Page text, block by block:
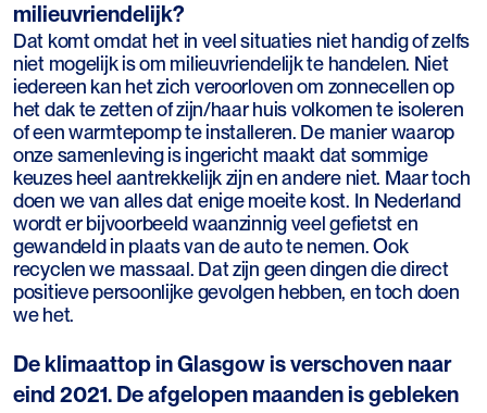
milieuvriendelijk?
Dat komt omdat het in veel situaties niet handig of zelfs
niet mogelijk is om milieuvriendelijk te handelen. Niet
iedereen kan het zich veroorloven om zonnecellen op
het dak te zetten of zijn/haar huis volkomen te isoleren
of een warmtepomp te installeren. De manier waarop
onze samenleving is ingericht maakt dat sommige
keuzes heel aantrekkelijk zijn en andere niet. Maar toch
doen we van alles dat enige moeite kost. In Nederland
wordt er bijvoorbeeld waanzinnig veel gefietst en
gewandeld in plaats van de auto te nemen. Ook
recyclen we massaal. Dat zijn geen dingen die direct
positieve persoonlijke gevolgen hebben, en toch doen
we het.
De klimaattop in Glasgow is verschoven naar
eind 2021. De afgelopen maanden is gebleken